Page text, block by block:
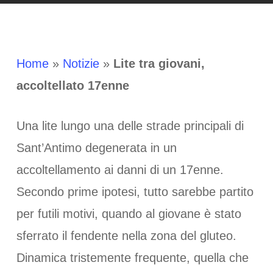
Home» Notizie» Lite tra giovani,
accoltellato 17enne
Una lite lungo una delle strade principali di
Sant’Antimo degenerata in un
accoltellamento ai danni di un 17enne.
Secondo prime ipotesi, tutto sarebbe partito
per futili motivi, quando al giovane è stato
sferrato il fendente nella zona del gluteo.
Dinamica tristemente frequente, quella che